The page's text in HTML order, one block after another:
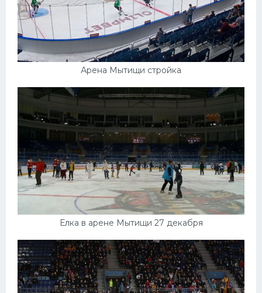
Арена Мытищи стройка
Елка в арене Мытищи 27 декабря